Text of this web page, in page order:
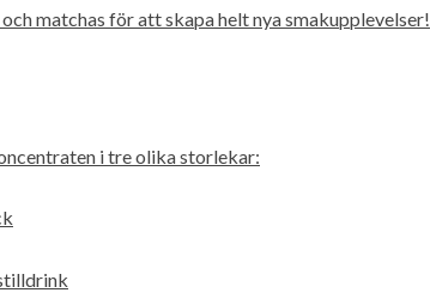
matchas för att skapa helt nya smakupplevelser!
i tre olika storlekar: